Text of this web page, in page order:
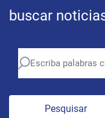
Pesquisar